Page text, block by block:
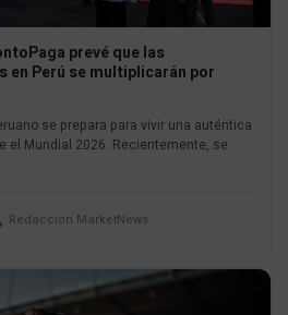
prevé que las
Perú se multiplicarán por
se prepara para vivir una auténtica
el Mundial 2026. Recientemente, se
Redaccion MarketNews